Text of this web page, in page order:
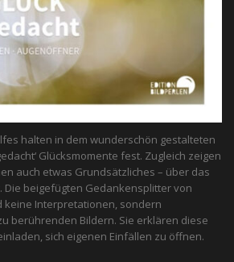
halten in dem wunderschön gestalteten
Glücksmomente fest. Zugleich zeigen
auch etwas Grundsätzliches – über das
Die beigefügten Gedankensplitter von
keine Interpretationen, sondern
berührenden Bildern. Sie erklären diese
sich eigenen Einfällen zu öffnen.